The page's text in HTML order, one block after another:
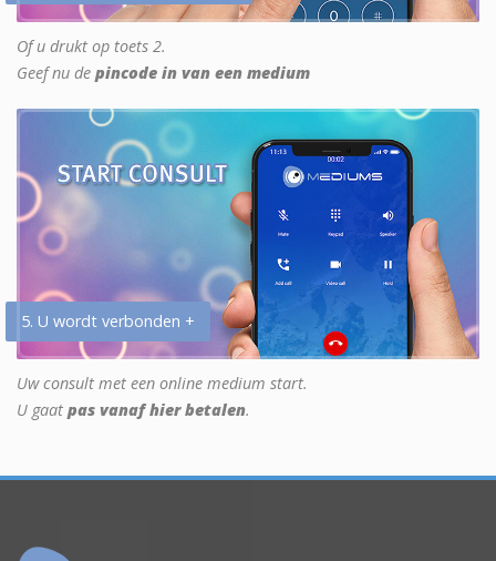
Of u drukt op toets 2.
Geef nu de pincode in van een medium
5. U wordt verbonden +
Uw consult met een online medium start.
U gaat pas vanaf hier betalen.